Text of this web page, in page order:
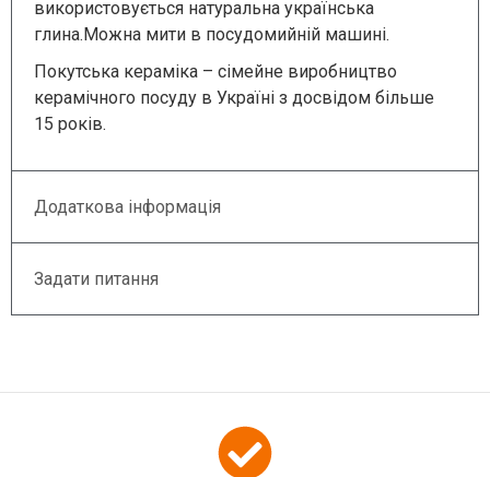
використовується натуральна українська
глина.Можна мити в посудомийній машині.
Покутська кераміка – сімейне виробництво
керамічного посуду в Україні з досвідом більше
15 років.
Додаткова інформація
Задати питання